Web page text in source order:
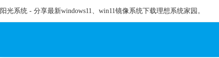
阳光系统 - 分享最新windows11、win11镜像系统下载理想系统家园。